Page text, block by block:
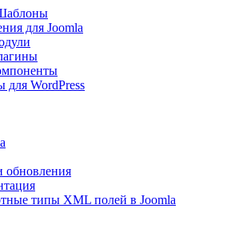
для Joomla
для WordPress
обновления
типы XML полей в Joomla